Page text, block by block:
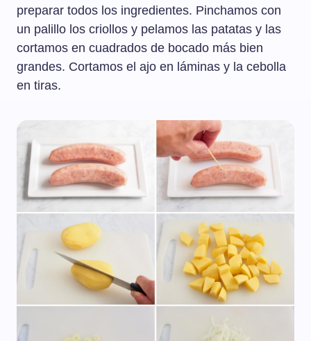
preparar todos los ingredientes. Pinchamos con
un palillo los criollos y pelamos las patatas y las
cortamos en cuadrados de bocado más bien
grandes. Cortamos el ajo en láminas y la cebolla
en tiras.